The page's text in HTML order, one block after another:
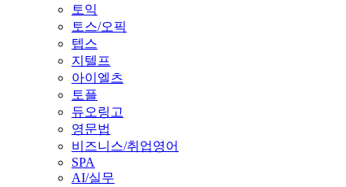
토익
토스/오픽
텝스
지텔프
아이엘츠
토플
듀오링고
영문법
비즈니스/취업영어
SPA
AI/실무